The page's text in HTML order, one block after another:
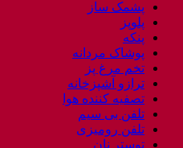
پشمک ساز
پلوپز
پنکه
پوشاک مردانه
تخم مرغ پز
ترازو آشپزخانه
تصفیه کننده هوا
تلفن بی سیم
تلفن رومیزی
توستر نان